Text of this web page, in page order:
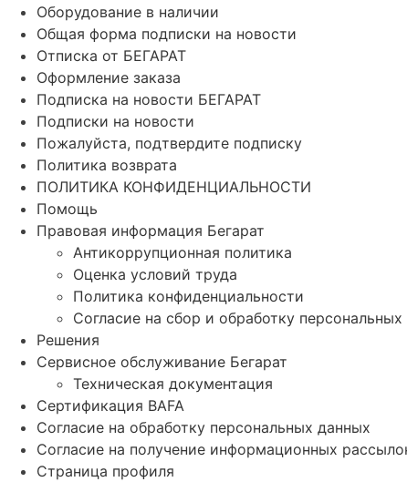
Оборудование в наличии
Общая форма подписки на новости
Отписка от БЕГАРАТ
Оформление заказа
Подписка на новости БЕГАРАТ
Подписки на новости
Пожалуйста, подтвердите подписку
Политика возврата
ПОЛИТИКА КОНФИДЕНЦИАЛЬНОСТИ
Помощь
Правовая информация Бегарат
Антикоррупционная политика
Оценка условий труда
Политика конфиденциальности
Согласие на сбор и обработку
Решения
Сервисное обслуживание Бегарат
Техническая документация
Сертификация BAFA
Согласие на обработку персональных данных
Согласие на получение информационных
Страница профиля